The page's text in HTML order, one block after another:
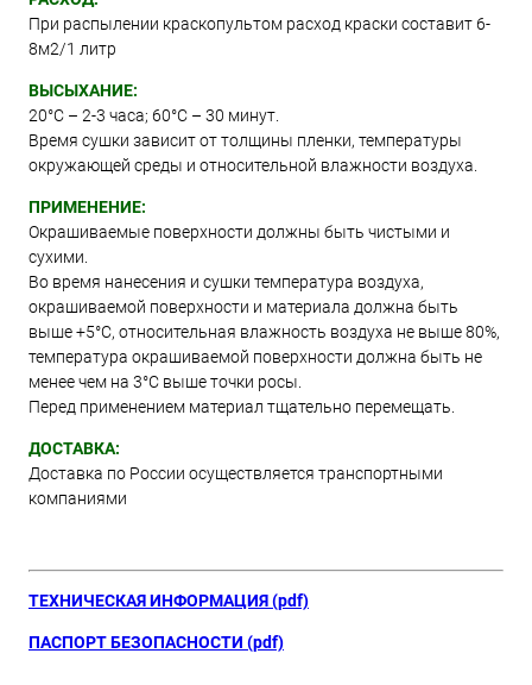
При распылении краскопультом расход краски составит 6-
8м2/1 литр
ВЫСЫХАНИЕ:
20°С – 2-3 часа; 60°С – 30 минут.
Время сушки зависит от толщины пленки, температуры
окружающей среды и относительной влажности воздуха.
ПРИМЕНЕНИЕ:
Окрашиваемые поверхности должны быть чистыми и
сухими.
Во время нанесения и сушки температура воздуха,
окрашиваемой поверхности и материала должна быть
выше +5°C, относительная влажность воздуха не выше 80%,
температура окрашиваемой поверхности должна быть не
менее чем на 3°C выше точки росы.
Перед применением материал тщательно перемещать.
ДОСТАВКА:
Доставка по России осуществляется транспортными
компаниями
ТЕХНИЧЕСКАЯ ИНФОРМАЦИЯ (pdf)
ПАСПОРТ БЕЗОПАСНОСТИ (pdf)